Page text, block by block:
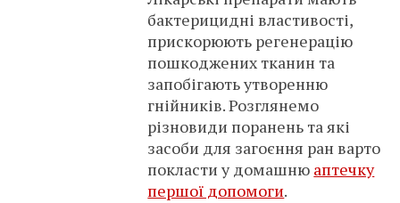
бактерицидні властивості,
прискорюють регенерацію
пошкоджених тканин та
запобігають утворенню
гнійників. Розглянемо
різновиди поранень та які
засоби для загоєння ран варто
покласти у домашню аптечку
першої допомоги.